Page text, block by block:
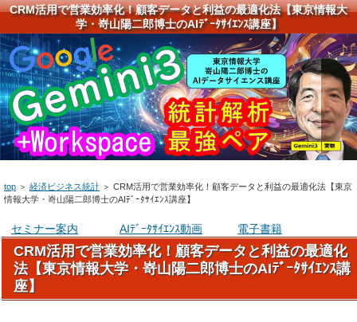
CRM活用で営業効率化！顧客データと利益の最適化法【東京情報大
学・嵜山陽二郎博士のAIﾃﾞｰﾀｻｲｴﾝｽ講座】
top ＞ 経済ビジネス統計 ＞ CRM活用で営業効率化！顧客データと利益の最適化法【東京
情報大学・嵜山陽二郎博士のAIﾃﾞｰﾀｻｲｴﾝｽ講座】
セミナー案内 AIﾃﾞｰﾀｻｲｴﾝｽ動画 電子書籍
CRM活用で営業効率化！顧客データと利益の最適化
法【東京情報大学・嵜山陽二郎博士のAIﾃﾞｰﾀｻｲｴﾝｽ講
座】